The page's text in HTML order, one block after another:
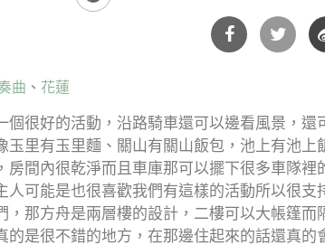
FacebookTwitter
曲 花蓮
很好的活動，沿路騎車還可以邊看風景，還
里有玉里麵、關山有關山飯包，池上有池上
間內很乾淨而且車庫那可以擺下很多車隊裡
可能是也很喜歡我們有這樣的活動所以很支
那方舟是兩層樓的設計，二樓可以大帳篷而
是很不錯的地方，在那邊住起來的話還真的